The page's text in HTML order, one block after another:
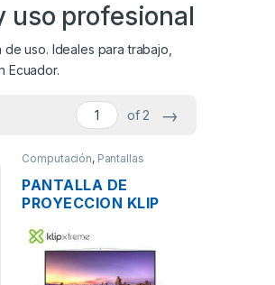
uso profesional
uso. Ideales para trabajo,
Ecuador.
of 2 →
Computación, Pantallas
PANTALLA DE
PROYECCION KLIP
210 X 143CM 92″
16:9 TRIPODE
MANUAL PLEGABLE